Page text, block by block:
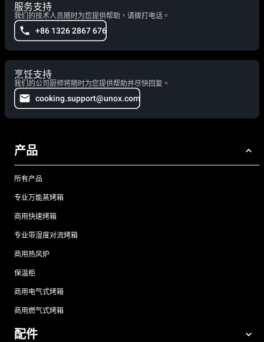
服务支持
我们的技术人员随时为您提供帮助，请拨打电话。
+86 1326 2867 676
烹饪支持
我们的公司厨师将随时为您提供帮助并尽快回复。
cooking.support@unox.com
产品
所有产品
专业万能蒸烤箱
商用快速烤箱
专业带湿度对流烤箱
商用热风炉
保温柜
商用电气式烤箱
商用燃气式烤箱
配件